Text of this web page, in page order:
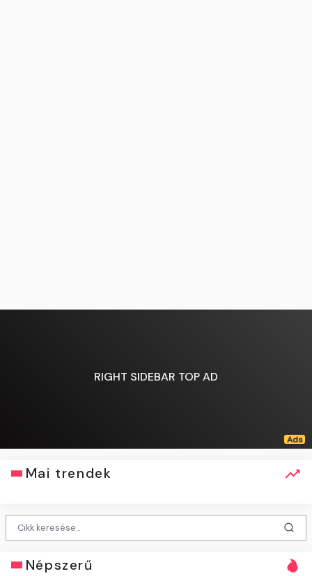
RIGHT SIDEBAR TOP AD
Mai trendek
Népszerű